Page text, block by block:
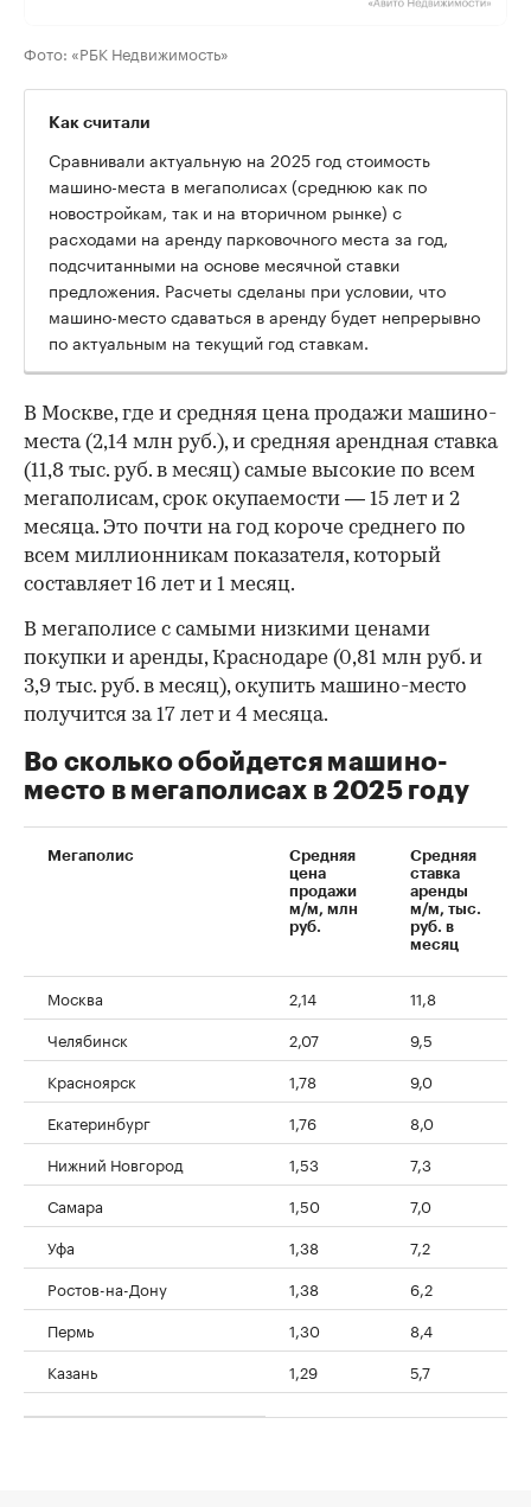
Фото: «РБК Недвижимость»
Как считали
Сравнивали актуальную на 2025 год стоимость
машино-места в мегаполисах (среднюю как по
новостройкам, так и на вторичном рынке) с
расходами на аренду парковочного места за год,
подсчитанными на основе месячной ставки
предложения. Расчеты сделаны при условии, что
машино-место сдаваться в аренду будет непрерывно
по актуальным на текущий год ставкам.
В Москве, где и средняя цена продажи машино-
места (2,14 млн руб.), и средняя арендная ставка
(11,8 тыс. руб. в месяц) самые высокие по всем
мегаполисам, срок окупаемости — 15 лет и 2
месяца. Это почти на год короче среднего по
всем миллионникам показателя, который
составляет 16 лет и 1 месяц.
В мегаполисе с самыми низкими ценами
покупки и аренды, Краснодаре (0,81 млн руб. и
3,9 тыс. руб. в месяц), окупить машино-место
получится за 17 лет и 4 месяца.
Во сколько обойдется машино-
место в мегаполисах в 2025 году
Мегаполис
Средняя
цена
продажи
м/м, млн
руб.
Средняя
ставка
аренды
м/м, тыс.
руб. в
месяц
Москва 2,14
11,8
Челябинск
2,07
9,5
Красноярск
1,78
9,0
Екатеринбург
1,76
8,0
Нижний Новгород
1,53
7,3
Самара
1,50
7,0
Уфа
1,38
7,2
Ростов-на-Дону
1,38
6,2
Пермь
1,30
8,4
Казань
1,29 5,7